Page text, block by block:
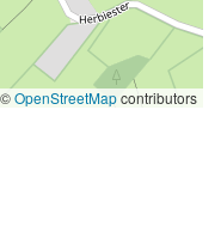
©OpenStreetMapcontributors